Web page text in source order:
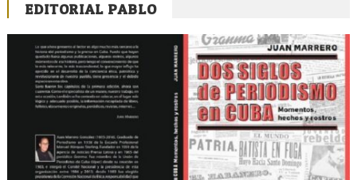
EDITORIAL PABLO